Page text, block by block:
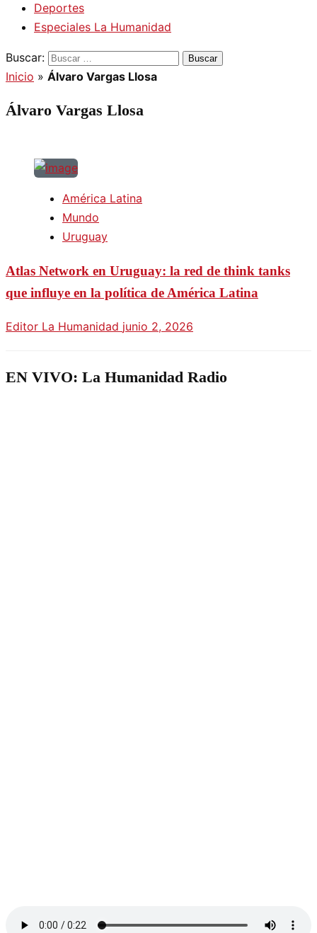
Deportes
Especiales La Humanidad
Buscar:
Inicio » Álvaro Vargas Llosa
Álvaro Vargas Llosa
América Latina
Mundo
Uruguay
Atlas Network en Uruguay: la red de think tanks
que influye en la política de América Latina
Editor La Humanidad junio 2, 2026
EN VIVO: La Humanidad Radio